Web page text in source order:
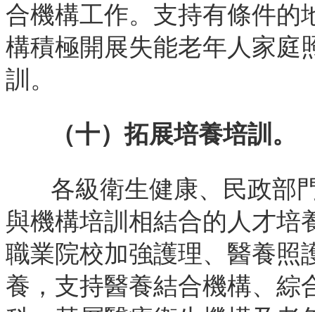
合機構工作。支持有條件的
構積極開展失能老年人家庭
訓。
（十）拓展培養培訓。
各級衛生健康、民政部
與機構培訓相結合的人才培
職業院校加強護理、醫養照
養，支持醫養結合機構、綜